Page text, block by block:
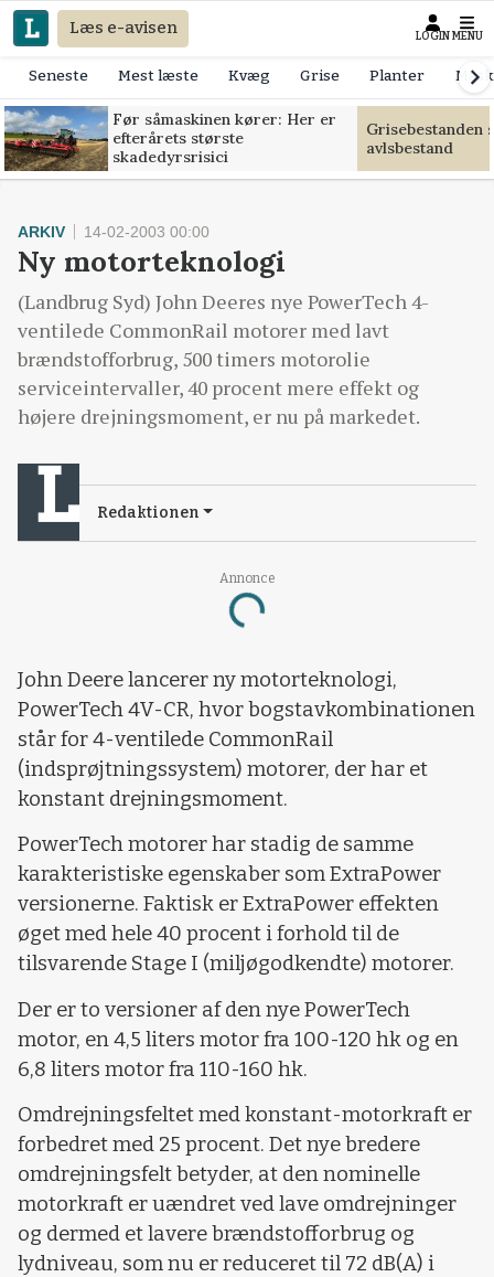
Læs e-avisen LOGIN MENU
Seneste Mest læste Kvæg Grise Planter
Før såmaskinen kører: Her er
efterårets største
skadedyrsrisici
Grisebestanden
avlsbestand
Annonce
Loading...
ARKIV 14-02-2003 00:00
Ny motorteknologi
(Landbrug Syd) John Deeres nye PowerTech 4-
ventilede CommonRail motorer med lavt
brændstofforbrug, 500 timers motorolie
serviceintervaller, 40 procent mere effekt og
højere drejningsmoment, er nu på markedet.
Redaktionen
John Deere lancerer ny motorteknologi,
PowerTech 4V-CR, hvor bogstavkombinationen
står for 4-ventilede CommonRail
(indsprøjtningssystem) motorer, der har et
konstant drejningsmoment.
PowerTech motorer har stadig de samme
karakteristiske egenskaber som ExtraPower
versionerne. Faktisk er ExtraPower effekten
øget med hele 40 procent i forhold til de
tilsvarende Stage I (miljøgodkendte) motorer.
Der er to versioner af den nye PowerTech
motor, en 4,5 liters motor fra 100-120 hk og en
6,8 liters motor fra 110-160 hk.
Omdrejningsfeltet med konstant-motorkraft er
forbedret med 25 procent. Det nye bredere
omdrejningsfelt betyder, at den nominelle
motorkraft er uændret ved lave omdrejninger
og dermed et lavere brændstofforbrug og
lydniveau, som nu er reduceret til 72 dB(A) i